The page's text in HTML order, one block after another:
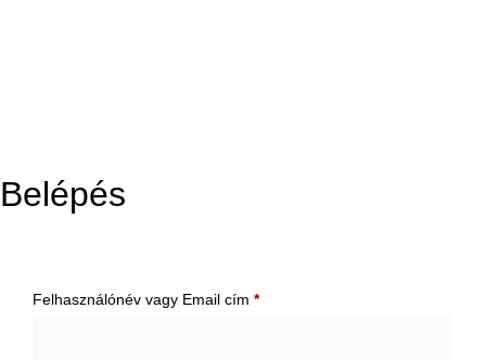
Belépés
Felhasználónév vagy Email cím *